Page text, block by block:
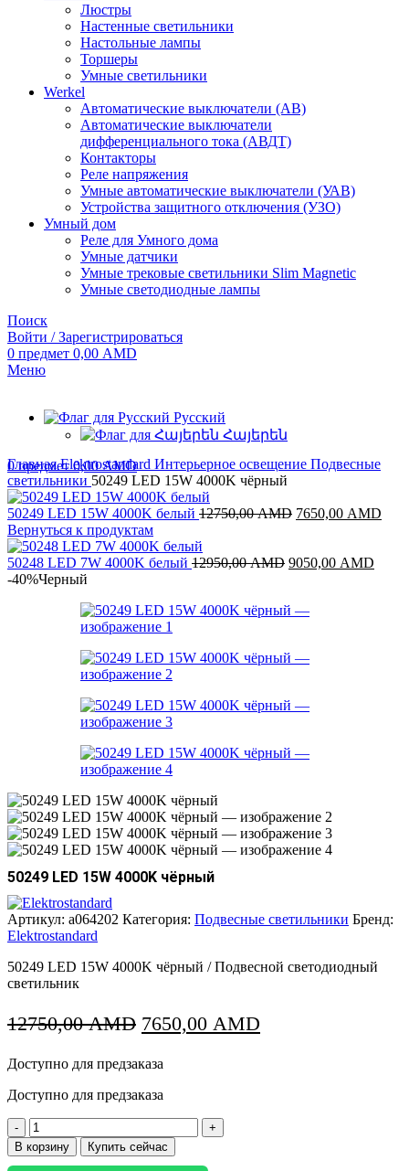
Люстры
Настенные светильники
Настольные лампы
Торшеры
Умные светильники
Werkel
Автоматические выключатели (АВ)
Автоматические выключатели
дифференциального тока (АВДТ)
Контакторы
Реле напряжения
Умные автоматические выключатели (УАВ)
Устройства защитного отключения (УЗО)
Умный дом
Реле для Умного дома
Умные датчики
Умные трековые светильники Slim Magnetic
Умные светодиодные лампы
Поиск
Войти / Зарегистрироваться
0 предмет 0,00 AMD
Меню
Русский
Հայերեն
0предмет 0,00AMD
ГлавнаяElektrostandard Интерьерное освещение Подвесные
светильники 50249 LED 15W 4000K чёрный
50249 LED 15W 4000K белый 12750,00AMD Первоначальная
12750,00 AMD.
7650,00 AMD
Вернуться к продуктам
50248 LED 7W 4000K белый 12950,00AMD Первоначальная
12950,00 AMD.
9050,00 AMD
-40%Черный
50249 LED 15W 4000K чёрный
Артикул: a064202 Категория: Подвесные светильники Бренд:
Elektrostandard
50249 LED 15W 4000K чёрный / Подвесной светодиодный
светильник
12750,00AMD Первоначальная
составляла
12750,00 AMD.
7650,00 AMD
Доступно для предзаказа
Доступно для предзаказа
Количество
товара
50249
В корзину Купить сейчас